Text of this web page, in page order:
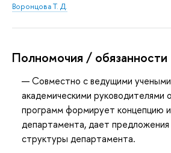
Воронцова Т. Д.
Полномочия / обязанности
Совместно с ведущими
академическими руководителями
программ формирует концепцию и
департамента, дает
структуры департамента.